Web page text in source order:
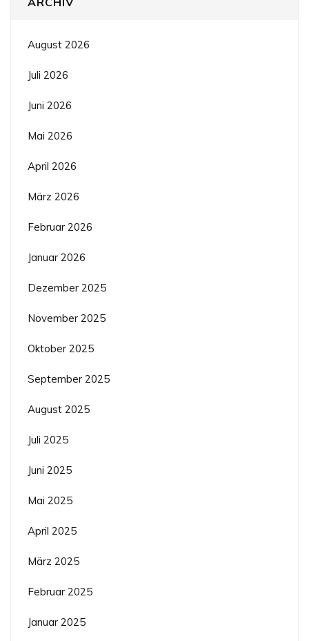
August 2026
Juli 2026
Juni 2026
Mai 2026
April 2026
März 2026
Februar 2026
Januar 2026
Dezember 2025
November 2025
Oktober 2025
September 2025
August 2025
Juli 2025
Juni 2025
Mai 2025
April 2025
März 2025
Februar 2025
Januar 2025